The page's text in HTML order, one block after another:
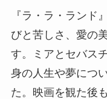
『ラ・ラ・ランド
びと苦しさ、愛の
す。ミアとセバス
身の人生や夢につ
た。映画を観た後